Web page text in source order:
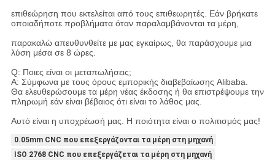
επιθεώρηση που εκτελείται από τους επιθεωρητές. Εάν βρήκατε
οποιαδήποτε προβλήματα όταν παραλαμβάνονται τα μέρη,
παρακαλώ απευθυνθείτε με μας εγκαίρως, θα παράσχουμε μια
λύση μέσα σε 8 ώρες.
Q: Ποιες είναι οι μεταπωλήσεις;
Α: Σύμφωνα με τους όρους εμπορικής διαβεβαίωσης Alibaba.
Θα ελευθερώσουμε τα μέρη νέας έκδοσης ή θα επιστρέψουμε την
πληρωμή εάν είναι βέβαιος ότι είναι το λάθος μας.
Αυτό είναι η υποχρέωσή μας. Η ποιότητα είναι ο πολιτισμός μας!
0.05mm CNC που επεξεργάζονται τα μέρη στη μηχανή
ISO 2768 CNC που επεξεργάζεται τα μέρη στη μηχανή